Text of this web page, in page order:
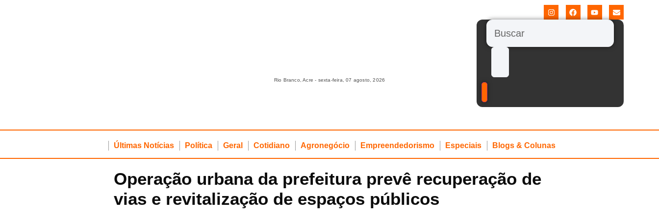
Rio Branco, Acre - sexta-feira, 07 agosto, 2026
Últimas Notícias Política Geral Cotidiano Agronegócio Empreendedorismo Especiais Blogs & Colunas
Operação urbana da prefeitura prevê recuperação de
vias e revitalização de espaços públicos